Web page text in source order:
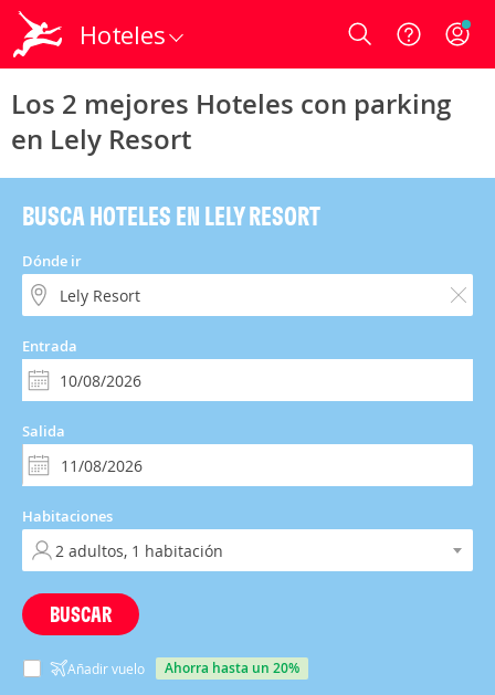
Hoteles Login
Los 2 mejores Hoteles con parking
en Lely Resort
BUSCA HOTELES EN LELY RESORT
Dónde ir
Entrada
Salida
Habitaciones
BUSCAR
Añadir vuelo ahorra hasta un 20%